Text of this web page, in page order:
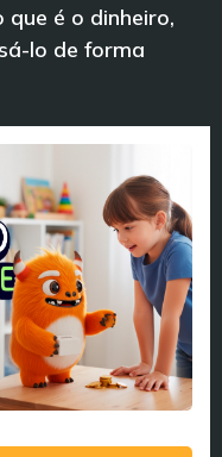
é o dinheiro,
lo de forma